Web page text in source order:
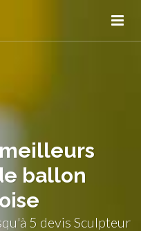
ballon
5 devis Sculpteur